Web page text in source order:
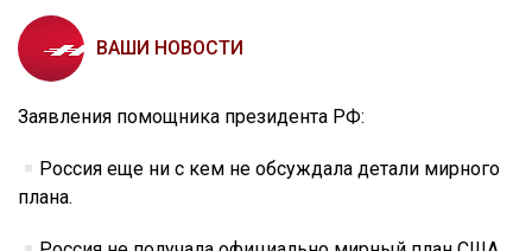
ВАШИ НОВОСТИ
Заявления помощника президента РФ:
Россия еще ни с кем не обсуждала детали мирного
плана.